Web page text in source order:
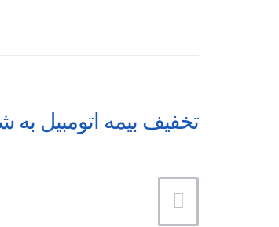
تخفیف بیمه اتومبیل